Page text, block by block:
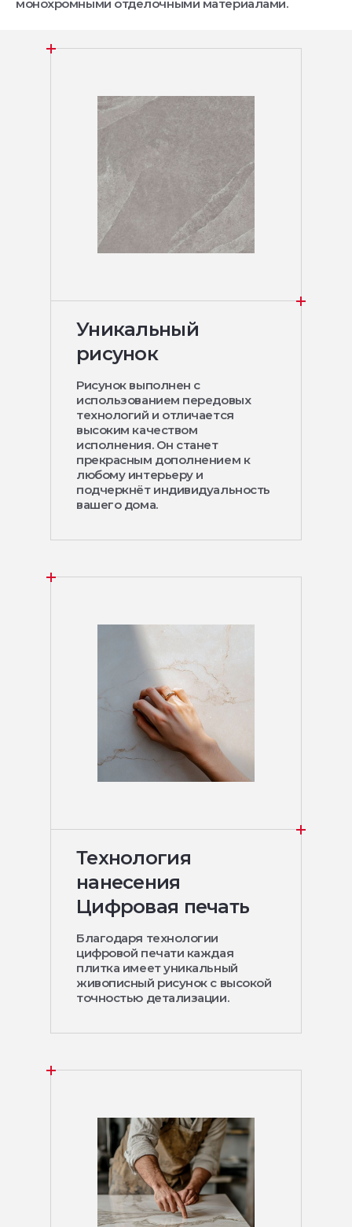
монохромными отделочными материалами.
Уникальный
рисунок
Рисунок выполнен с
использованием передовых
технологий и отличается
высоким качеством
исполнения. Он станет
прекрасным дополнением к
любому интерьеру и
подчеркнёт индивидуальность
вашего дома.
Технология
нанесения
Цифровая печать
Благодаря технологии
цифровой печати каждая
плитка имеет уникальный
живописный рисунок с высокой
точностью детализации.